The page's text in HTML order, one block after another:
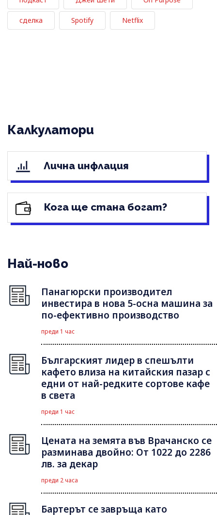
сделка Spotify Netflix
Калкулатори
Лична инфлация
Кога ще стана богат?
Най-ново
Панагюрски производител
инвестира в нова 5-осна машина за
по-ефективно производство
преди 1 час
Българският лидер в спешълти
кафето влиза на китайския пазар с
едни от най-редките сортове кафе
в света
преди 1 час
Цената на земята във Врачанско се
разминава двойно: От 1022 до 2286
лв. за декар
преди 2 часа
Бартерът се завръща като